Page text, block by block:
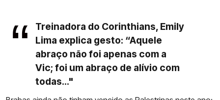
Treinadora do Corinthians, Emily
Lima explica gesto: “Aquele
abraço não foi apenas com a
Vic; foi um abraço de alívio com
todas..."